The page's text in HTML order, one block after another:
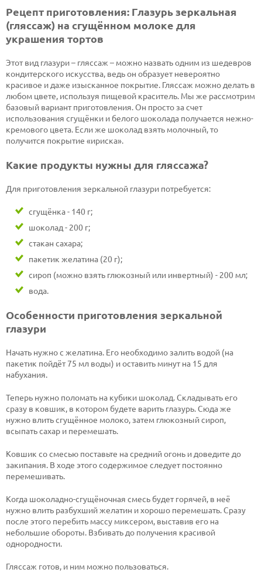
Рецепт приготовления: Глазурь зеркальная
(гляссаж) на сгущённом молоке для
украшения тортов
Этот вид глазури – гляссаж – можно назвать одним из шедевров
кондитерского искусства, ведь он образует невероятно
красивое и даже изысканное покрытие. Гляссаж можно делать в
любом цвете, используя пищевой краситель. Мы же рассмотрим
базовый вариант приготовления. Он просто за счет
использования сгущёнки и белого шоколада получается нежно-
кремового цвета. Если же шоколад взять молочный, то
получится покрытие «ириска».
Какие продукты нужны для гляссажа?
Для приготовления зеркальной глазури потребуется:
сгущёнка - 140 г;
шоколад - 200 г;
стакан сахара;
пакетик желатина (20 г);
сироп (можно взять глюкозный или инвертный) - 200 мл;
вода.
Особенности приготовления зеркальной
глазури
Начать нужно с желатина. Его необходимо залить водой (на
пакетик пойдёт 75 мл воды) и оставить минут на 15 для
набухания.
Теперь нужно поломать на кубики шоколад. Складывать его
сразу в ковшик, в котором будете варить глазурь. Сюда же
нужно влить сгущённое молоко, затем глюкозный сироп,
всыпать сахар и перемешать.
Ковшик со смесью поставьте на средний огонь и доведите до
закипания. В ходе этого содержимое следует постоянно
перемешивать.
Когда шоколадно-сгущёночная смесь будет горячей, в неё
нужно влить разбухший желатин и хорошо перемешать. Сразу
после этого перебить массу миксером, выставив его на
небольшие обороты. Взбивать до получения красивой
однородности.
Гляссаж готов, и ним можно пользоваться.